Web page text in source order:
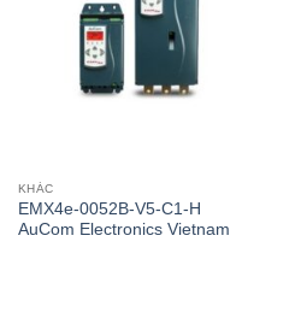
KHÁC
EMX4e-0052B-V5-C1-H
AuCom Electronics Vietnam